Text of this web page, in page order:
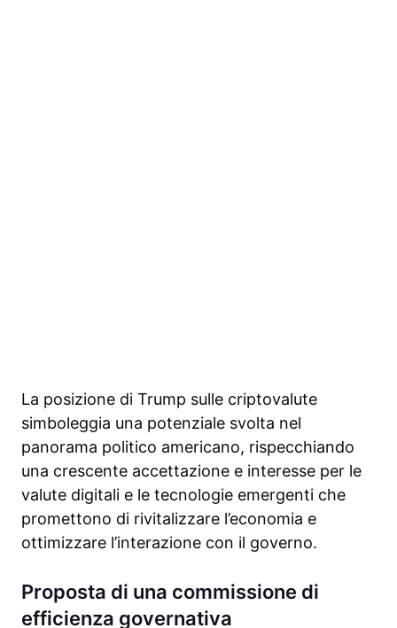
La posizione di Trump sulle criptovalute
simboleggia una potenziale svolta nel
panorama politico americano, rispecchiando
una crescente accettazione e interesse per le
valute digitali e le tecnologie emergenti che
promettono di rivitalizzare l’economia e
ottimizzare l’interazione con il governo.
Proposta di una commissione di
efficienza governativa